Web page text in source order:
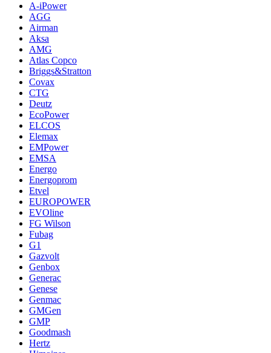
A-iPower
AGG
Airman
Aksa
AMG
Atlas Copco
Briggs&Stratton
Covax
CTG
Deutz
EcoPower
ELCOS
Elemax
EMPower
EMSA
Energo
Energoprom
Etvel
EUROPOWER
EVOline
FG Wilson
Fubag
G1
Gazvolt
Genbox
Generac
Genese
Genmac
GMGen
GMP
Goodmash
Hertz